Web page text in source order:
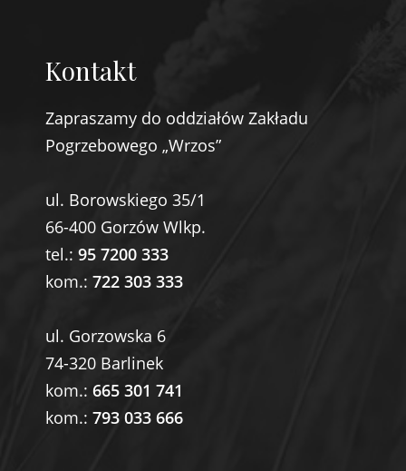
Kontakt
Zapraszamy do oddziałów Zakładu
Pogrzebowego „Wrzos”
ul. Borowskiego 35/1
66-400 Gorzów Wlkp.
tel.: 95 7200 333
kom.: 722 303 333
ul. Gorzowska 6
74-320 Barlinek
kom.: 665 301 741
kom.: 793 033 666